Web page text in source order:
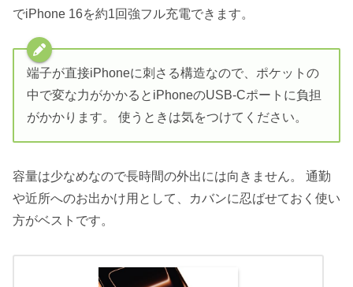
でiPhone 16を約1回強フル充電できます。
端子が直接iPhoneに刺さる構造なので、ポケットの
中で変な力がかかるとiPhoneのUSB-Cポートに負担
がかかります。 使うときは気をつけてください。
容量は少なめなので長時間の外出には向きません。 通勤
や近所へのお出かけ用として、カバンに忍ばせておく使い
方がベストです。